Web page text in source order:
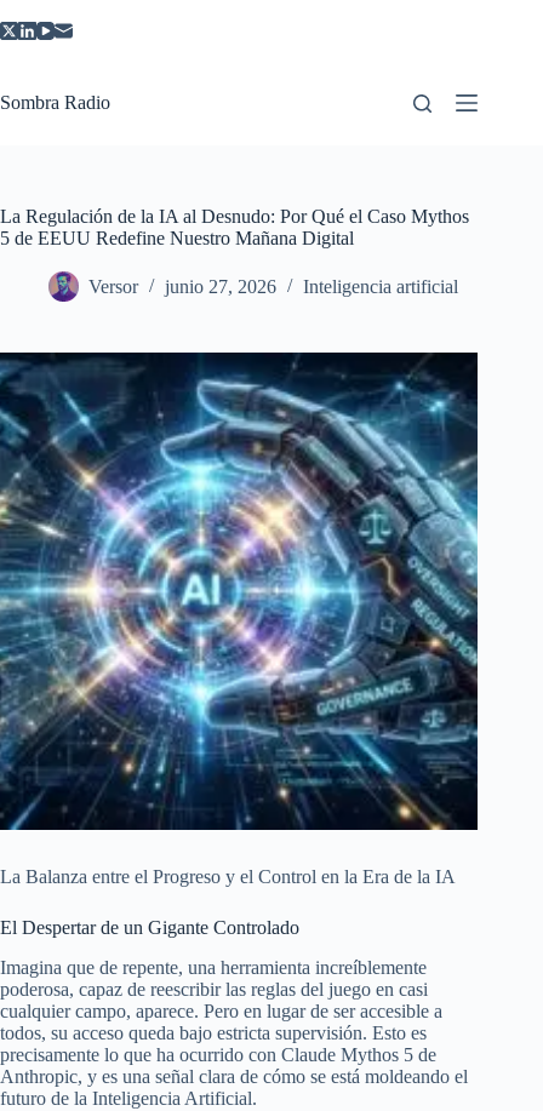
al
Sombra Radio
La Regulación de la IA al Desnudo: Por Qué el Caso Mythos
5 de EEUU Redefine Nuestro Mañana Digital
Versor junio 27, 2026 Inteligencia artificial
La Balanza entre el Progreso y el Control en la Era de la IA
El Despertar de un Gigante Controlado
Imagina que de repente, una herramienta increíblemente
poderosa, capaz de reescribir las reglas del juego en casi
cualquier campo, aparece. Pero en lugar de ser accesible a
todos, su acceso queda bajo estricta supervisión. Esto es
precisamente lo que ha ocurrido con Claude Mythos 5 de
Anthropic, y es una señal clara de cómo se está moldeando el
futuro de la Inteligencia Artificial.